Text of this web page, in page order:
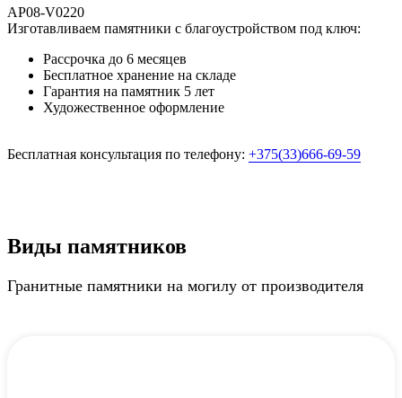
AP08-V0220
Изготавливаем памятники с благоустройством под ключ:
Рассрочка до 6 месяцев
Бесплатное хранение на складе
Гарантия на памятник 5 лет
Художественное оформление
Бесплатная консультация по телефону: +375(33)666-69-59
Виды памятников
Гранитные памятники на могилу от производителя